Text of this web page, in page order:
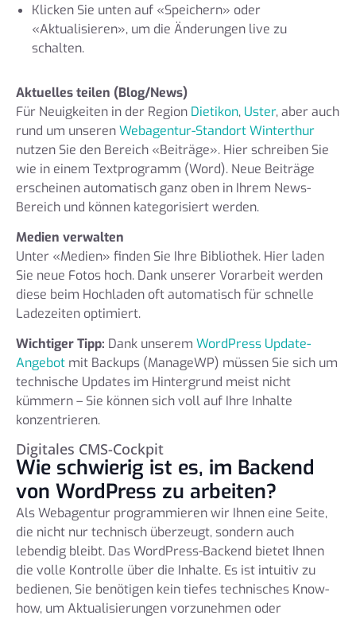
Klicken Sie unten auf «Speichern» oder
«Aktualisieren», um die Änderungen live zu
schalten.
Aktuelles teilen (Blog/News)
Für Neuigkeiten in der Region Dietikon, Uster, aber auch
rund um unserenWebagentur-Standort Winterthur
nutzen Sie den Bereich «Beiträge». Hier schreiben Sie
wie in einem Textprogramm (Word). Neue Beiträge
erscheinen automatisch ganz oben in Ihrem News-
Bereich und können kategorisiert werden.
Medien verwalten
Unter «Medien» finden Sie Ihre Bibliothek. Hier laden
Sie neue Fotos hoch. Dank unserer Vorarbeit werden
diese beim Hochladen oft automatisch für schnelle
Ladezeiten optimiert.
Wichtiger Tipp: Dank unserem WordPress Update-
Angebot mit Backups (ManageWP) müssen Sie sich um
technische Updates im Hintergrund meist nicht
kümmern – Sie können sich voll auf Ihre Inhalte
konzentrieren.
Digitales CMS-Cockpit
Wie schwierig ist es, im Backend
von WordPress zu arbeiten?
Als Webagentur programmieren wir Ihnen eine Seite,
die nicht nur technisch überzeugt, sondern auch
lebendig bleibt. Das WordPress-Backend bietet Ihnen
die volle Kontrolle über die Inhalte. Es ist intuitiv zu
bedienen, Sie benötigen kein tiefes technisches Know-
how, um Aktualisierungen vorzunehmen oder